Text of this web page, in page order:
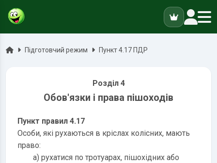
ГоловнаПідготовчий режим Пункт 4.17 ПДР
Розділ 4
Обов'язки і права пішоходів
Пункт правил 4.17
Особи, які рухаються в кріслах колісних, мають
право:
а) рухатися по тротуарах, пішохідних або